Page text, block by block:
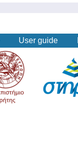
User guide